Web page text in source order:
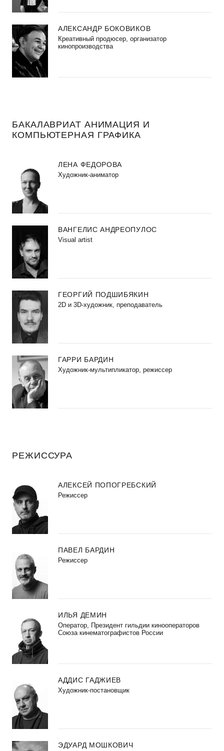
АЛЕКСАНДР БОКОВИКОВ
Креативный продюсер, организатор
кинопроизводства
БАКАЛАВРИАТ АНИМАЦИЯ И
КОМПЬЮТЕРНАЯ ГРАФИКА
ЛЕНА ФЕДОРОВА
Художник-аниматор
ВАНГЕЛИС АНДРЕОПУЛОС
Visual artist
ГЕОРГИЙ ПОДШИБЯКИН
2D и 3D-художник, преподаватель
ГАРРИ БАРДИН
Художник-мультипликатор, режиссер
РЕЖИССУРА
АЛЕКСЕЙ ПОПОГРЕБСКИЙ
Режиссер
ПАВЕЛ БАРДИН
Режиссер
ИЛЬЯ ДЕМИН
Оператор, Президент гильдии кинооператоров
Союза кинематографистов России
АДДИС ГАДЖИЕВ
Художник-постановщик
ЭДУАРД МОШКОВИЧ